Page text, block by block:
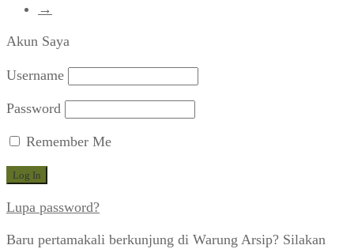
→
Akun Saya
Username
Password
Remember Me
Lupa password?
Baru pertamakali berkunjung di Warung Arsip? Silakan